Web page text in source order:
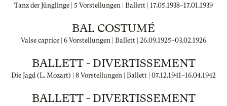
Tanz der Jünglinge | 5 Vorstellungen | Ballett | 17.05.1938–17.01.1939
BAL COSTUMÉ
Valse caprice | 6 Vorstellungen | Ballett | 26.09.1925–03.02.1926
BALLETT - DIVERTISSEMENT
Die Jagd (L. Mozart) | 8 Vorstellungen | Ballett | 07.12.1941–16.04.1942
BALLETT - DIVERTISSEMENT